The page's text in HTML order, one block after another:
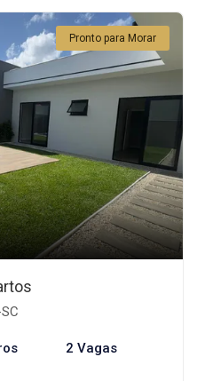
Pronto para Morar
2 Vagas